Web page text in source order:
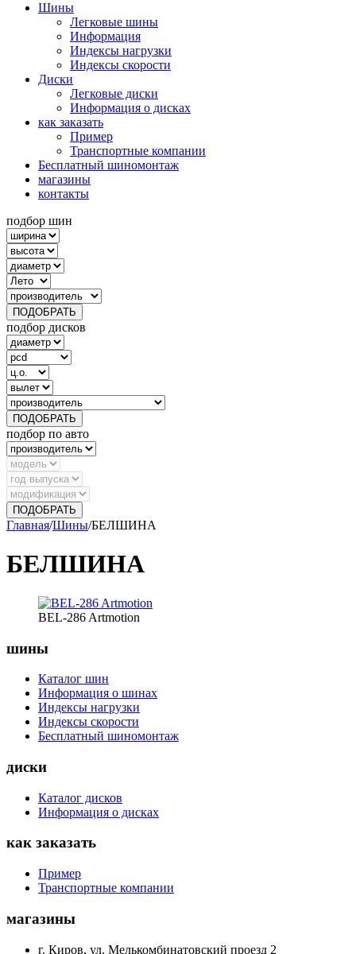
Шины
Легковые шины
Информация
Индексы нагрузки
Индексы скорости
Диски
Легковые диски
Информация о дисках
как заказать
Пример
Транспортные компании
Бесплатный шиномонтаж
магазины
контакты
подбор шин
ПОДОБРАТЬ
подбор дисков
ПОДОБРАТЬ
подбор по авто
ПОДОБРАТЬ
Главная/Шины/БЕЛШИНА
БЕЛШИНА
BEL-286 Artmotion
шины
Каталог шин
Информация о шинах
Индексы нагрузки
Индексы скорости
Бесплатный шиномонтаж
диски
Каталог дисков
Информация о дисках
как заказать
Пример
Транспортные компании
магазины
г. Киров, ул. Мелькомбинатовский проезд 2